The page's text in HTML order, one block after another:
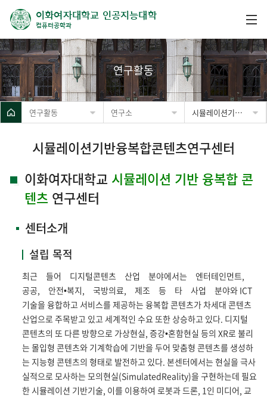
이화여자대학교 인공지능대학
컴퓨터공학과
연구활동
연구활동 연구소 시뮬레이션기반융복합콘텐츠연구센터
시뮬레이션기반융복합콘텐츠연구센터
이화여자대학교 시뮬레이션 기반 융복합 콘
텐츠 연구센터
센터소개
설립 목적
최근 들어 디지털콘텐츠 산업 분야에서는 엔터테인먼트,
공공, 안전•복지, 국방의료, 제조 등 타 사업 분야와 ICT
기술을 융합하고 서비스를 제공하는 융복합 콘텐츠가 차세대 콘텐츠
산업으로 주목받고 있고 세계적인 수요 또한 상승하고 있다. 디지털
콘텐츠의 또 다른 방향으로 가상현실, 증강•혼함현실 등의 XR로 불리
는 몰입형 콘텐츠와 기계학습에 기반을 두어 맞춤형 콘텐츠를 생성하
는 지능형 콘텐츠의 형태로 발전하고 있다. 본센터에서는 현실을 극사
실적으로 모사하는 모의현실(SimulatedReality)을 구현하는데 필요
한 시뮬레이션 기반기술, 이를 이용하여 로봇과 드론, 1인 미디어, 교